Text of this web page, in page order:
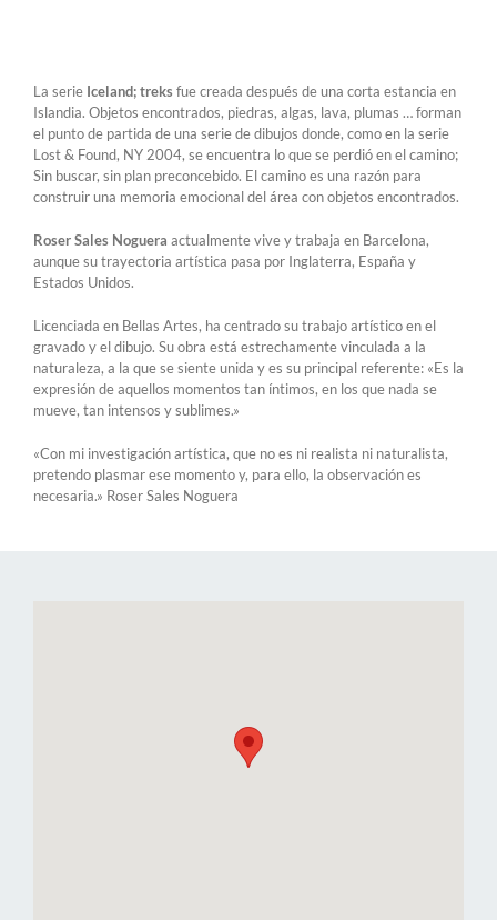
La serie Iceland; treksfue creada después de una corta estancia en
Islandia. Objetos encontrados, piedras, algas, lava, plumas … forman
el punto de partida de una serie de dibujos donde, como en la serie
Lost & Found, NY 2004, se encuentra lo que se perdió en el camino;
Sin buscar, sin plan preconcebido. El camino es una razón para
construir una memoria emocional del área con objetos encontrados.
Roser Sales Noguera actualmente vive y trabaja en Barcelona,
aunque su trayectoria artística pasa por Inglaterra, España y
Estados Unidos.
Licenciada en Bellas Artes, ha centrado su trabajo artístico en el
gravado y el dibujo. Su obra está estrechamente vinculada a la
naturaleza, a la que se siente unida y es su principal referente: «Es la
expresión de aquellos momentos tan íntimos, en los que nada se
mueve, tan intensos y sublimes.»
«Con mi investigación artística, que no es ni realista ni naturalista,
pretendo plasmar ese momento y, para ello, la observación es
necesaria.» Roser Sales Noguera